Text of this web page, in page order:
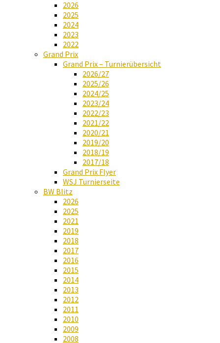
2026
2025
2024
2023
2022
Grand Prix
Grand Prix – Turnierübersicht
2026/27
2025/26
2024/25
2023/24
2022/23
2021/22
2020/21
2019/20
2018/19
2017/18
Grand Prix Flyer
WSJ Turnierseite
BW Blitz
2026
2025
2021
2019
2018
2017
2016
2015
2014
2013
2012
2011
2010
2009
2008